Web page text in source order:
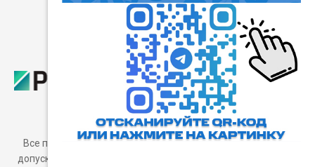
Пользовательское соглашение
Все права защищены. Любое использование материалов
допускается только с согласия редакции, а также с ссылкой